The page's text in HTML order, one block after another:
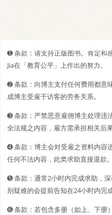
➊️ 条款：请支持正版图书。肯定和
Jia在「教育公平」上作出的努力。
➋️️ 条款：向博主支付任何费用都意
成博主受雇于访客的劳务关系。
➌ 条款：严禁恶意雇佣博主处理违
全法规之内容，雇方需承担相关后果
➍ 条款：博主会对受雇之资料内容
任何不法内容，此类求助直接退款。
➎ 条款：通常2小时内完成求助，
别疑难的会提前告知在24小时内完成
➏ 条款：若包含多册（如上、下册